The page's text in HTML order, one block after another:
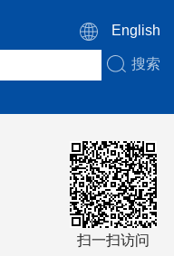
English
搜索
扫一扫访问